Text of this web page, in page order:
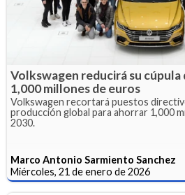
Volkswagen reducirá su
1,000 millones de euros
Volkswagen recortará puestos
producción global para ahorrar 1,000
2030.
Marco Antonio Sarmiento Sanchez
Miércoles, 21 de enero de 2026